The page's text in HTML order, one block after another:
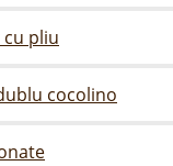
pliu
cocolino